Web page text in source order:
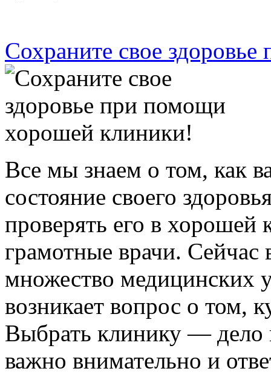
Сохраните свое
Все мы знаем о том, как
состояние своего
проверять его в хорошей
грамотные врачи. Сейчас
множество медицинских
возникает вопрос о том,
Выбрать клинику — дело
важно внимательно и